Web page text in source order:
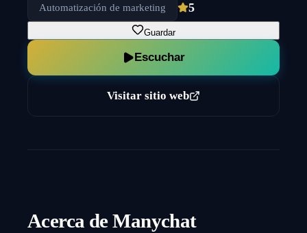
Automatización de marketing 5
Guardar
Escuchar
Visitar sitio web
Acerca de Manychat